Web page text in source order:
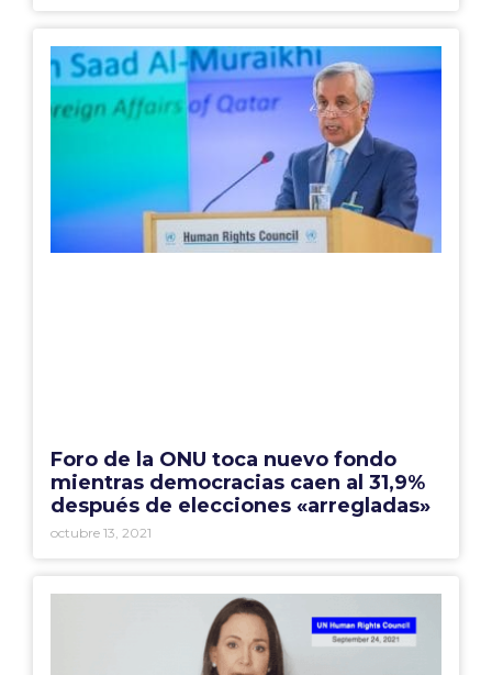
Foro de la ONU toca nuevo fondo
mientras democracias caen al 31,9%
después de elecciones «arregladas»
octubre 13, 2021